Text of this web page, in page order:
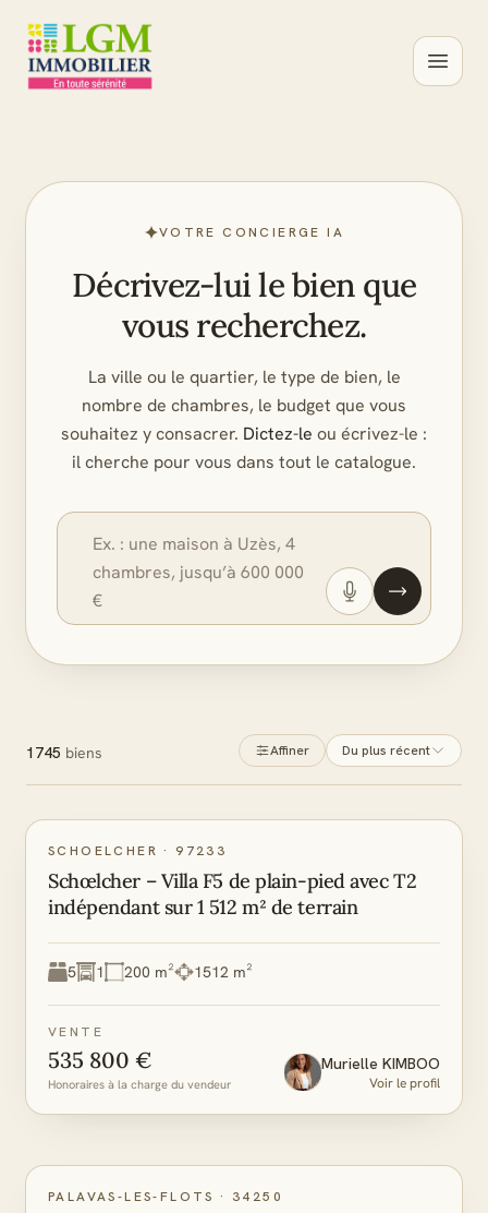
VOTRE CONCIERGE IA
Décrivez-lui le bien que
vous recherchez.
La ville ou le quartier, le type de bien, le
nombre de chambres, le budget que vous
souhaitez y consacrer. Dictez-le ou écrivez-le :
il cherche pour vous dans tout le catalogue.
1745 biens Affiner Du plus récent
SCHOELCHER ·97233
Schœlcher – Villa F5 de plain-pied avec T2
indépendant sur 1 512 m² de terrain
5 1 200 m² 1512 m²
VENTE
535 800 €
Honoraires à la charge du vendeur
Murielle KIMBOO
Voir le profil
PALAVAS-LES-FLOTS · 34250